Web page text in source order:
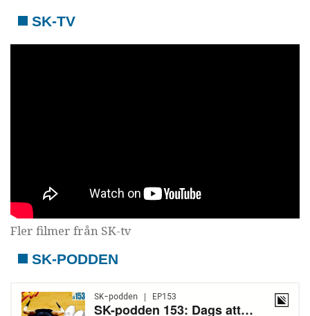
SK-TV
Fler filmer från SK-tv
SK-PODDEN